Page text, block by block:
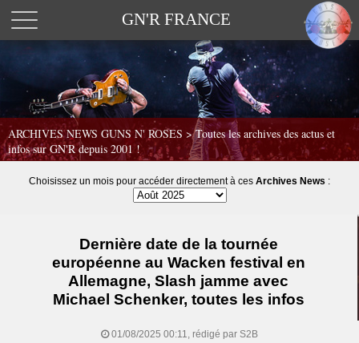
GN'R FRANCE
ARCHIVES NEWS GUNS N' ROSES >Toutes les archives des actus et
infos sur GN'R depuis 2001 !
Choisissez un mois pour accéder directement à ces Archives News :
Dernière date de la tournée
européenne au Wacken festival en
Allemagne, Slash jamme avec
Michael Schenker, toutes les infos
01/08/2025 00:11, rédigé par S2B